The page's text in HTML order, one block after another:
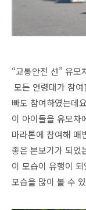
“교통안전 선” 유모
모든 연령대가 참
빠도 참여하였는데
이 아이들을 유모차
마라톤에 참여해 매
좋은 본보기가 되었
이 모습이 유행이
모습을 많이 볼 수